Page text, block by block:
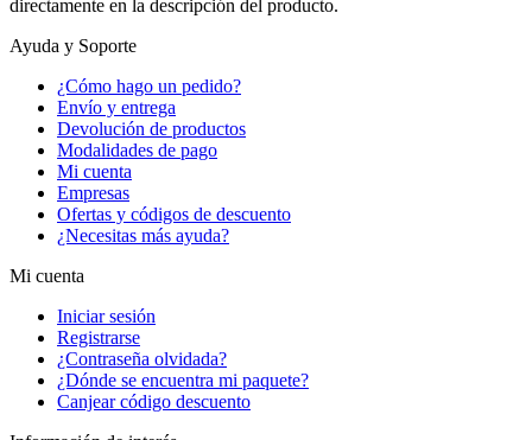
directamente en la descripción del producto.
Ayuda y Soporte
¿Cómo hago un pedido?
Envío y entrega
Devolución de productos
Modalidades de pago
Mi cuenta
Empresas
Ofertas y códigos de descuento
¿Necesitas más ayuda?
Mi cuenta
Iniciar sesión
Registrarse
¿Contraseña olvidada?
¿Dónde se encuentra mi paquete?
Canjear código descuento